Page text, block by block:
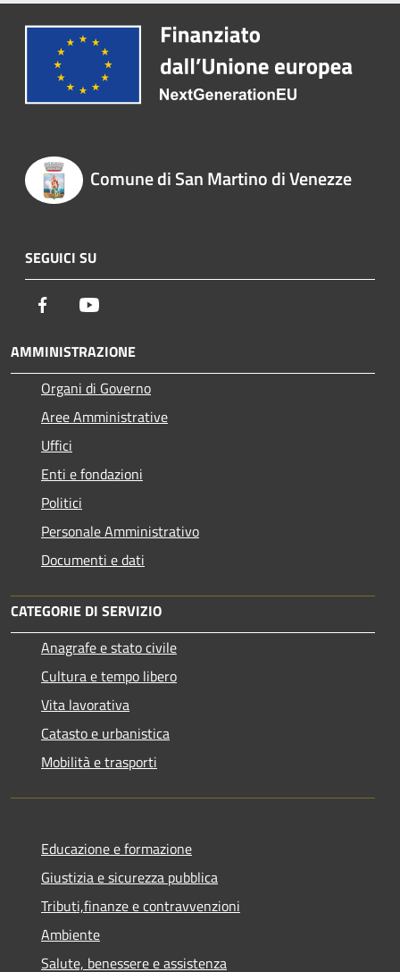
Comune di San Martino di Venezze
SEGUICI SU
Facebook
AMMINISTRAZIONE
Organi di Governo
Aree Amministrative
Uffici
Enti e fondazioni
Politici
Personale Amministrativo
Documenti e dati
CATEGORIE DI SERVIZIO
Anagrafe e stato civile
Cultura e tempo libero
Vita lavorativa
Catasto e urbanistica
Mobilità e trasporti
Educazione e formazione
Giustizia e sicurezza pubblica
Tributi,finanze e contravvenzioni
Ambiente
Salute, benessere e assistenza